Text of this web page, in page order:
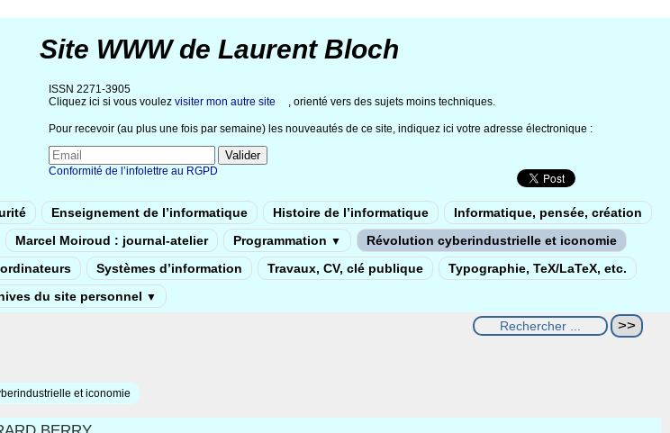
Site WWW de Laurent Bloch
ISSN 2271-3905
Cliquez ici si vous voulez visiter mon autre site , orienté vers des sujets moins techniques.
Pour recevoir (au plus une fois par semaine) les nouveautés de ce site, indiquez ici votre adresse électronique :
Conformité de l’infolettre au RGPD
Enseignement de l’informatique Histoire de l’informatique
Informatique, pensée, création
Marcel Moiroud : journal-atelier Programmation ▼
Révolution cyberindustrielle et iconomie
Systèmes d’information Travaux, CV, clé publique
Typographie, TeX/LaTeX, etc.
du site personnel ▼
et iconomie